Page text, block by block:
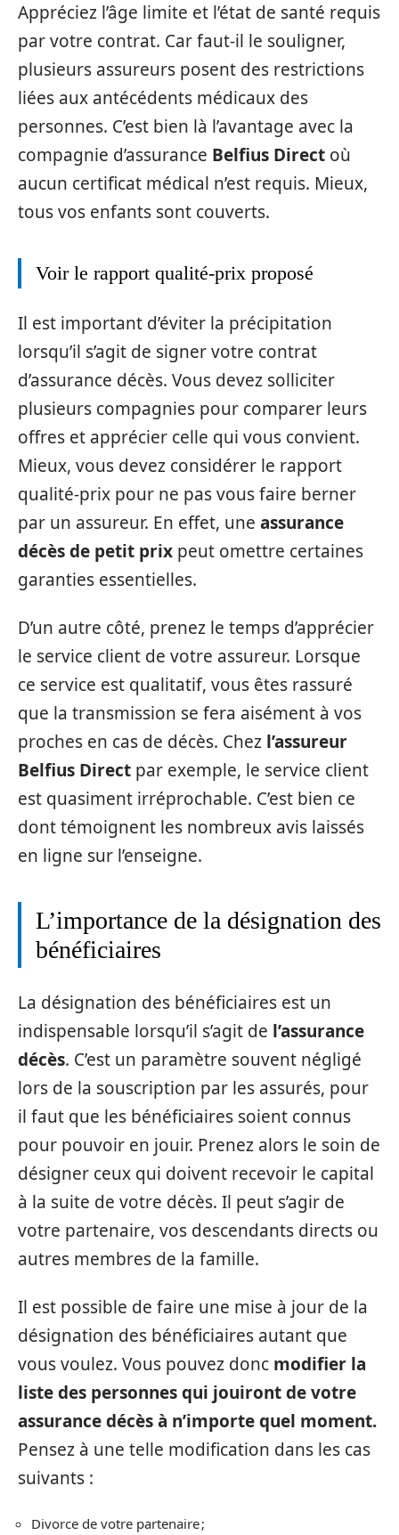
Appréciez l’âge limite et l’état de santé requis
par votre contrat. Car faut-il le souligner,
plusieurs assureurs posent des restrictions
liées aux antécédents médicaux des
personnes. C’est bien là l’avantage avec la
compagnie d’assurance Belfius Direct où
aucun certificat médical n’est requis. Mieux,
tous vos enfants sont couverts.
Voir le rapport qualité-prix proposé
Il est important d’éviter la précipitation
lorsqu’il s’agit de signer votre contrat
d’assurance décès. Vous devez solliciter
plusieurs compagnies pour comparer leurs
offres et apprécier celle qui vous convient.
Mieux, vous devez considérer le rapport
qualité-prix pour ne pas vous faire berner
par un assureur. En effet, une assurance
décès de petit prix peut omettre certaines
garanties essentielles.
D’un autre côté, prenez le temps d’apprécier
le service client de votre assureur. Lorsque
ce service est qualitatif, vous êtes rassuré
que la transmission se fera aisément à vos
proches en cas de décès. Chez l’assureur
Belfius Direct par exemple, le service client
est quasiment irréprochable. C’est bien ce
dont témoignent les nombreux avis laissés
en ligne sur l’enseigne.
L’importance de la désignation des
bénéficiaires
La désignation des bénéficiaires est un
indispensable lorsqu’il s’agit de l’assurance
décès. C’est un paramètre souvent négligé
lors de la souscription par les assurés, pour
il faut que les bénéficiaires soient connus
pour pouvoir en jouir. Prenez alors le soin de
désigner ceux qui doivent recevoir le capital
à la suite de votre décès. Il peut s’agir de
votre partenaire, vos descendants directs ou
autres membres de la famille.
Il est possible de faire une mise à jour de la
désignation des bénéficiaires autant que
vous voulez. Vous pouvez donc modifier la
liste des personnes qui jouiront de votre
assurance décès à n’importe quel moment.
Pensez à une telle modification dans les cas
suivants :
Divorce de votre partenaire ;